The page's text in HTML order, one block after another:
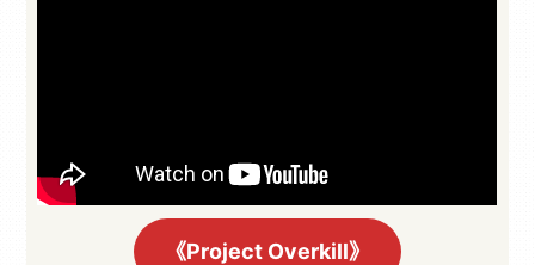
《Project Overkill》